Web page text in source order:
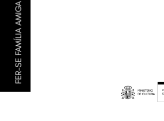
FER-SE FAMÍLIA AMIGA